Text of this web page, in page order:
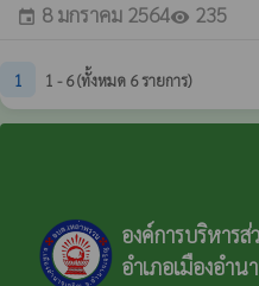
event 8 มกราคม 2564visibility 235
1 1 - 6 (ทั้งหมด 6 รายการ)
องค์การบริหาร
อำเภอเมืองอำ